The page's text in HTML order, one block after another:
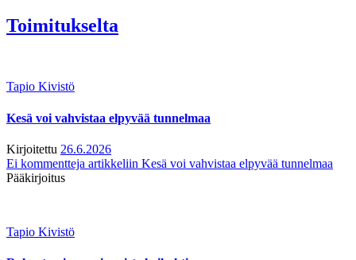
Toimitukselta
Tapio Kivistö
Kesä voi vahvistaa elpyvää tunnelmaa
Kirjoitettu 26.6.2026
Ei kommentteja artikkeliin Kesä voi vahvistaa elpyvää tunnelmaa
Pääkirjoitus
Tapio Kivistö